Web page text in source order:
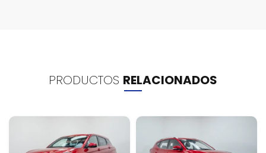
PRODUCTOS RELACIONADOS